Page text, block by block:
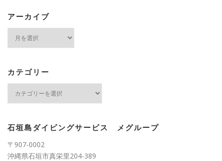
アーカイブ
ブ
カテゴリー
ー
石垣島ダイビングサービス メグループ
〒907-0002
沖縄県石垣市真栄里204-389